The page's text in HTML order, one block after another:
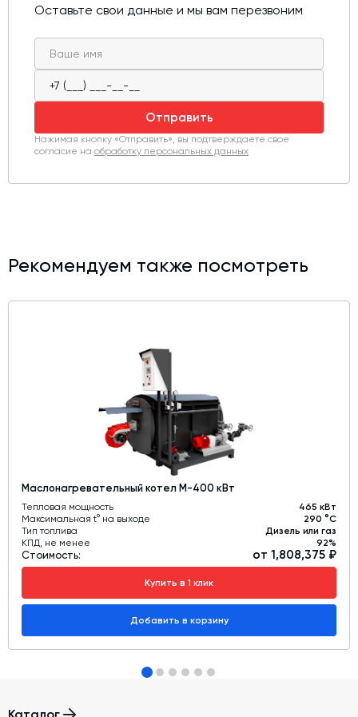
металлургической, деревообрабатывающей, пищевой
промышленности и в остальных областях, где
необходимо применение теплоносителя до +300°C.
Оставьте свои данные и мы вам перезвоним
Отправить
Нажимая кнопку «Отправить», вы подтверждаете свое
согласие на обработку персональных данных
Рекомендуем также посмотреть
Маслонагревательный котел М-400 кВт
Тепловая мощность
465 кВт
Максимальная t° на выходе
290 °C
Тип топлива
Дизель или газ
КПД, не менее
92%
Стоимость: от 1,808,375 ₽
Купить в 1 клик
Добавить в корзину